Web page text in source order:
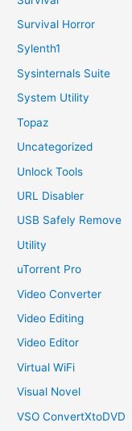
Survival Horror
Sylenth1
Sysinternals Suite
System Utility
Topaz
Uncategorized
Unlock Tools
URL Disabler
USB Safely Remove
Utility
uTorrent Pro
Video Converter
Video Editing
Video Editor
Virtual WiFi
Visual Novel
VSO ConvertXtoDVD